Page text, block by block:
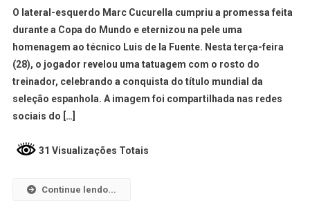
O lateral-esquerdo Marc Cucurella cumpriu a promessa feita
durante a Copa do Mundo e eternizou na pele uma
homenagem ao técnico Luis de la Fuente. Nesta terça-feira
(28), o jogador revelou uma tatuagem com o rosto do
treinador, celebrando a conquista do título mundial da
seleção espanhola. A imagem foi compartilhada nas redes
sociais do […]
31 Visualizações Totais
Continue lendo...